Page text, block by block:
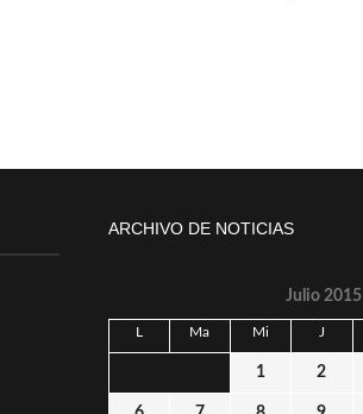
ARCHIVO DE NOTICIAS
Julio 2015
L Ma Mi J
1 2